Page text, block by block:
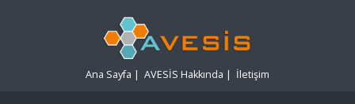
Ana Sayfa | AVESİS Hakkında | İletişim